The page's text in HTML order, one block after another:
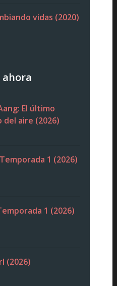
vidas (2020)
ahora
El último
del aire (2026)
1 (2026)
1 (2026)
(2026)